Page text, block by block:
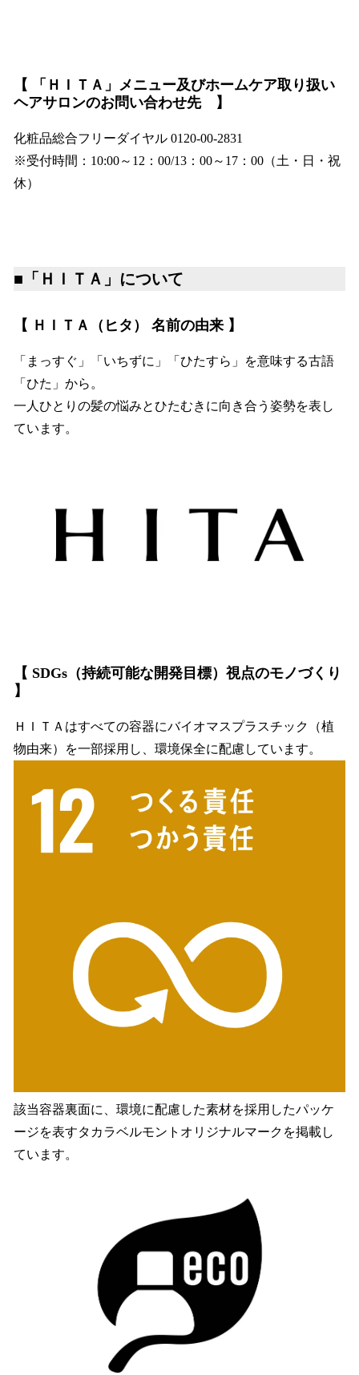
【 「ＨＩＴＡ」メニュー及びホームケア取り扱い
ヘアサロンのお問い合わせ先 】
化粧品総合フリーダイヤル 0120-00-2831
※受付時間：10:00～12：00/13：00～17：00（土・日・祝
休）
■「ＨＩＴＡ」について
【 ＨＩＴＡ（ヒタ） 名前の由来 】
「まっすぐ」「いちずに」「ひたすら」を意味する古語
「ひた」から。
一人ひとりの髪の悩みとひたむきに向き合う姿勢を表し
ています。
【 SDGs（持続可能な開発目標）視点のモノづくり
】
ＨＩＴＡはすべての容器にバイオマスプラスチック（植
物由来）を一部採用し、環境保全に配慮しています。
該当容器裏面に、環境に配慮した素材を採用したパッケ
ージを表すタカラベルモントオリジナルマークを掲載し
ています。